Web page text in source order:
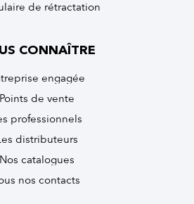
de rétractation
CONNAÎTRE
engagée
Points de vente
professionnels
distributeurs
Nos catalogues
nos contacts